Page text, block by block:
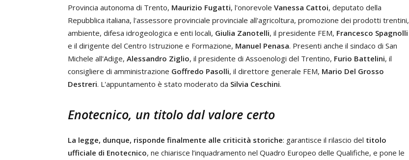
Provincia autonoma di Trento, Maurizio Fugatti, l'onorevole Vanessa Cattoi, deputato della
Repubblica italiana, l'assessore provinciale provinciale all'agricoltura, promozione dei prodotti trentini,
ambiente, difesa idrogeologica e enti locali, Giulia Zanotelli, il presidente FEM, Francesco Spagnolli
e il dirigente del Centro Istruzione e Formazione, Manuel Penasa. Presenti anche il sindaco di San
Michele all'Adige, Alessandro Ziglio, il presidente di Assoenologi del Trentino, Furio Battelini, il
consigliere di amministrazione Goffredo Pasolli, il direttore generale FEM, Mario Del Grosso
Destreri. L'appuntamento è stato moderato da Silvia Ceschini.
Enotecnico, un titolo dal valore certo
La legge, dunque, risponde finalmente alle criticità storiche: garantisce il rilascio del titolo
ufficiale di Enotecnico, ne chiarisce l’inquadramento nel Quadro Europeo delle Qualifiche, e pone le